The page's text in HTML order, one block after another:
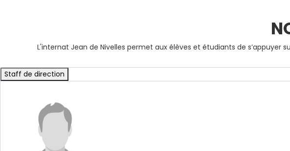
L'internat Jean de Nivelles permet aux élèves et étudiants de s’appuyer
Staff de direction